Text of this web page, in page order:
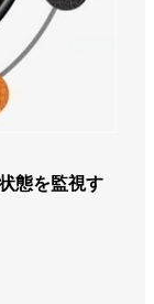
態を監視す